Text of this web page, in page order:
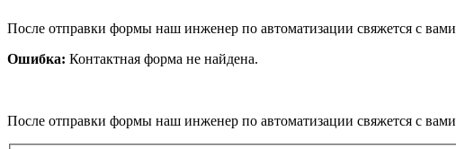
После отправки формы наш инженер по автоматизации свяжется с вами
Ошибка: Контактная форма не найдена.
После отправки формы наш инженер по автоматизации свяжется с вами